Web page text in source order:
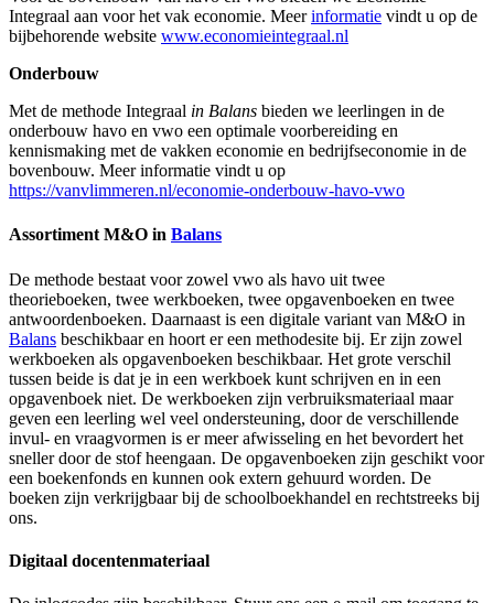
Integraal aan voor het vak economie. Meerinformatie vindt u op de
bijbehorende website www.economieintegraal.nl
Onderbouw
Met de methode Integraal in Balans bieden we leerlingen in de
onderbouw havo en vwo een optimale voorbereiding en
kennismaking met de vakken economie en bedrijfseconomie in de
bovenbouw. Meer informatie vindt u op
https://vanvlimmeren.nl/economie-onderbouw-havo-vwo
Assortiment M&O in Balans
De methode bestaat voor zowel vwo als havo uit twee
theorieboeken, twee werkboeken, twee opgavenboeken en twee
antwoordenboeken. Daarnaast is een digitale variant van M&O in
Balans beschikbaar en hoort er een methodesite bij. Er zijn zowel
werkboeken als opgavenboeken beschikbaar. Het grote verschil
tussen beide is dat je in een werkboek kunt schrijven en in een
opgavenboek niet. De werkboeken zijn verbruiksmateriaal maar
geven een leerling wel veel ondersteuning, door de verschillende
invul- en vraagvormen is er meer afwisseling en het bevordert het
sneller door de stof heengaan. De opgavenboeken zijn geschikt voor
een boekenfonds en kunnen ook extern gehuurd worden. De
boeken zijn verkrijgbaar bij de schoolboekhandel en rechtstreeks bij
ons.
Digitaal docentenmateriaal